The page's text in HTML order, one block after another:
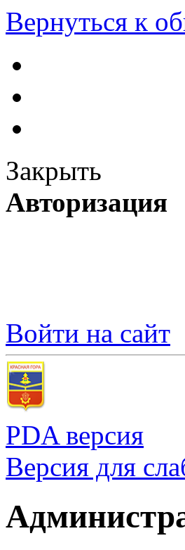
Вернуться к
Закрыть
Авторизация
Войти на сайт
PDA версия
Версия для